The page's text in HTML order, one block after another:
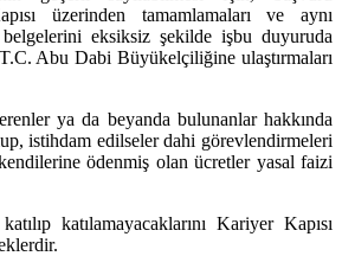
üzerinden tamamlamaları ve aynı
eksiksiz şekilde işbu duyuruda
Abu Dabi Büyükelçiliğine ulaştırmaları
ya da beyanda bulunanlar hakkında
istihdam edilseler dahi görevlendirmeleri
ödenmiş olan ücretler yasal faizi
katılamayacaklarını Kariyer Kapısı